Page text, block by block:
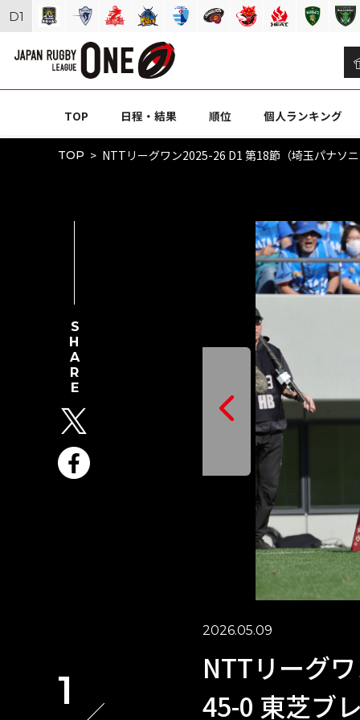
TOP 日程・結果 順位 個人ランキング
TOP NTTリーグワン2025-26 D1 第18節（埼玉パナソ
2026.05.09
NTTリーグ
45-0 東芝ブ
SHARE
1
D1